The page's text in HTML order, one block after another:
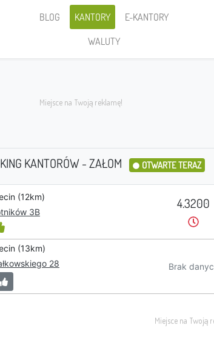
BLOG KANTORY
E-KANTORY
WALUTY
Sprzedaję
KANTORÓW - ZAŁOM OTWARTE TERAZ
(12km)
3B
4.3200
(13km)
28
Brak